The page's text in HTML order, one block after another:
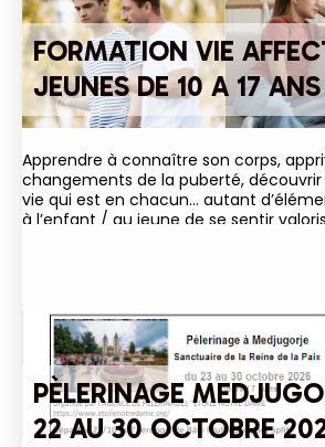
FORMATION VIE
JEUNES DE 10 A 17 ANS
Apprendre à connaître son corps,
changements de la puberté, découvrir
vie qui est en chacun… autant
à l’enfant / au jeune de se sentir
PÈLERINAGE
22 AU 30 OCTOBRE